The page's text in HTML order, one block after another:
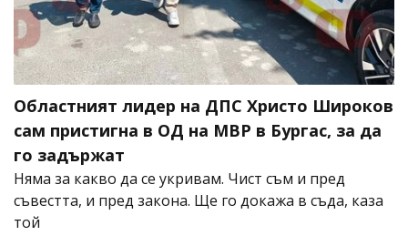
Областният лидер на ДПС Христо Широков
сам пристигна в ОД на МВР в Бургас, за да
го задържат
Няма за какво да се укривам. Чист съм и пред
съвестта, и пред закона. Ще го докажа в съда, каза
той